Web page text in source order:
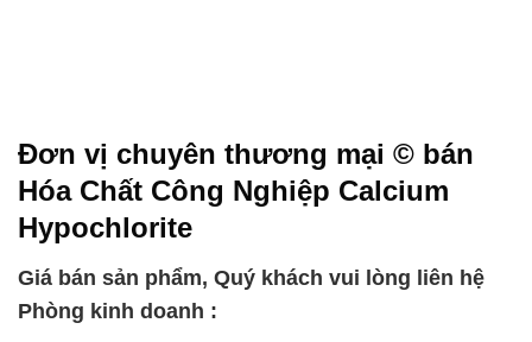
Đơn vị chuyên thương mại © bán
Hóa Chất Công Nghiệp Calcium
Hypochlorite
Giá bán sản phẩm, Quý khách vui lòng liên hệ
Phòng kinh doanh :